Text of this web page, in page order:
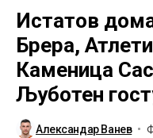
Истатов
Брера,
Каменица
Љуботен
Александар Ванев